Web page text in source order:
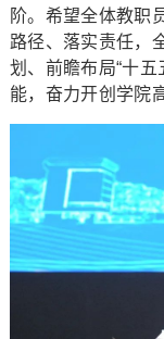
阶。希望全体教职
路径、落实责任，
划、前瞻布局“十
能，奋力开创学院